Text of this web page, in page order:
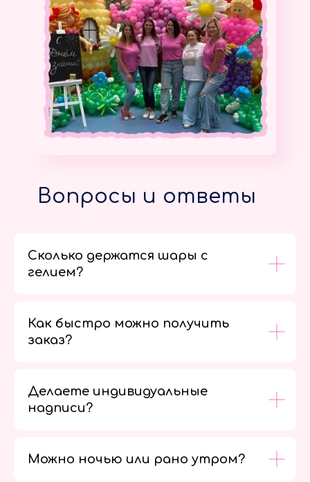
Вопросы и ответы
Сколько держатся шары с
гелием?
Как быстро можно получить
заказ?
Делаете индивидуальные
надписи?
Можно ночью или рано утром?